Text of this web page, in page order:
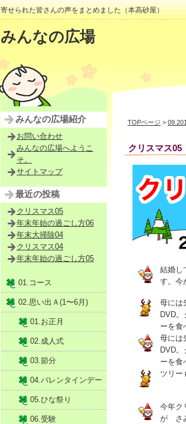
寄せられた皆さんの声をまとめました（本高砂屋）
みんなの広場
TOPページ >
クリスマス05
結婚し
す。今
母には
DVD
ーを食
母には
DVD
ーを食
ツリー
今年
が さ
みんなの広場紹介
お問い合わせ
みんなの広場へようこ
そ。
サイトマップ
最近の投稿
クリスマス05
年末年始の過ごし方06
年末大掃除04
クリスマス04
年末年始の過ごし方05
01.コース
02.思い出Ａ(1〜6月)
01.お正月
02.成人式
03.節分
04.バレンタインデー
05.ひな祭り
06.受験